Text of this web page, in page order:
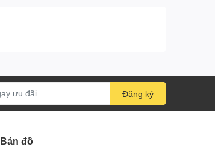
Đăng ký
Bản đồ